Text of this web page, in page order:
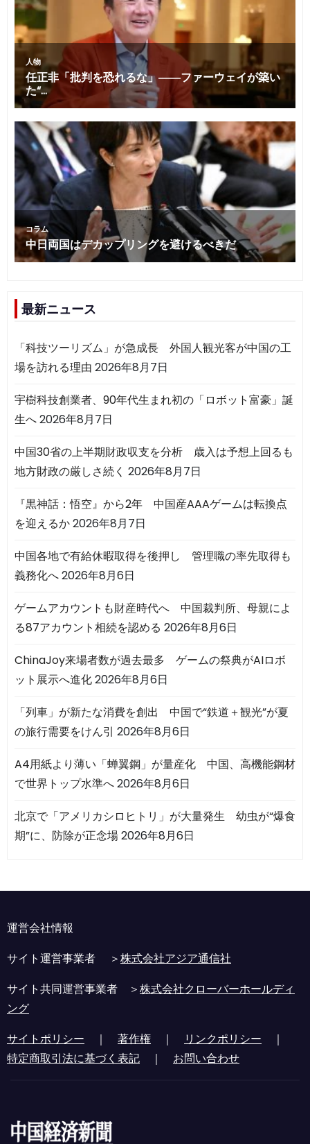
最新ニュース
「科技ツーリズム」が急成長 外国人観光客が中国の工
場を訪れる理由 2026年8月7日
宇樹科技創業者、90年代生まれ初の「ロボット富豪」誕
生へ2026年8月7日
中国30省の上半期財政収支を分析 歳入は予想上回るも
地方財政の厳しさ続く 2026年8月7日
『黒神話：悟空』から2年 中国産AAAゲームは転換点
を迎えるか2026年8月7日
中国各地で有給休暇取得を後押し 管理職の率先取得も
義務化へ2026年8月6日
ゲームアカウントも財産時代へ 中国裁判所、母親によ
る87アカウント相続を認める 2026年8月6日
ChinaJoy来場者数が過去最多 ゲームの祭典がAIロボ
ット展示へ進化2026年8月6日
「列車」が新たな消費を創出 中国で“鉄道＋観光”が夏
の旅行需要をけん引 2026年8月6日
A4用紙より薄い「蝉翼鋼」が量産化 中国、高機能鋼材
で世界トップ水準へ2026年8月6日
北京で「アメリカシロヒトリ」が大量発生 幼虫が“爆食
期”に、防除が正念場2026年8月6日
運営会社情報
サイト運営事業者 ＞株式会社アジア通信社
サイト共同運営事業者 ＞株式会社クローバーホールディ
ング
サイトポリシー ｜ 著作権 ｜ リンクポリシー ｜
特定商取引法に基づく表記 ｜ お問い合わせ